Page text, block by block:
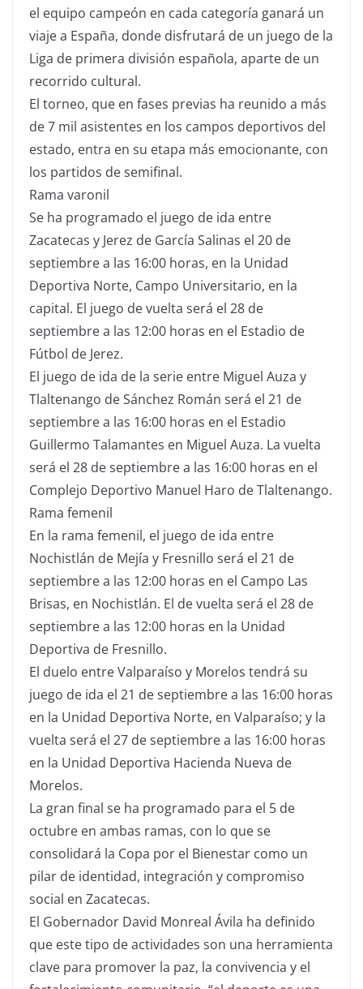
el equipo campeón en cada categoría ganará un
viaje a España, donde disfrutará de un juego de la
Liga de primera división española, aparte de un
recorrido cultural.
El torneo, que en fases previas ha reunido a más
de 7 mil asistentes en los campos deportivos del
estado, entra en su etapa más emocionante, con
los partidos de semifinal.
Rama varonil
Se ha programado el juego de ida entre
Zacatecas y Jerez de García Salinas el 20 de
septiembre a las 16:00 horas, en la Unidad
Deportiva Norte, Campo Universitario, en la
capital. El juego de vuelta será el 28 de
septiembre a las 12:00 horas en el Estadio de
Fútbol de Jerez.
El juego de ida de la serie entre Miguel Auza y
Tlaltenango de Sánchez Román será el 21 de
septiembre a las 16:00 horas en el Estadio
Guillermo Talamantes en Miguel Auza. La vuelta
será el 28 de septiembre a las 16:00 horas en el
Complejo Deportivo Manuel Haro de Tlaltenango.
Rama femenil
En la rama femenil, el juego de ida entre
Nochistlán de Mejía y Fresnillo será el 21 de
septiembre a las 12:00 horas en el Campo Las
Brisas, en Nochistlán. El de vuelta será el 28 de
septiembre a las 12:00 horas en la Unidad
Deportiva de Fresnillo.
El duelo entre Valparaíso y Morelos tendrá su
juego de ida el 21 de septiembre a las 16:00 horas
en la Unidad Deportiva Norte, en Valparaíso; y la
vuelta será el 27 de septiembre a las 16:00 horas
en la Unidad Deportiva Hacienda Nueva de
Morelos.
La gran final se ha programado para el 5 de
octubre en ambas ramas, con lo que se
consolidará la Copa por el Bienestar como un
pilar de identidad, integración y compromiso
social en Zacatecas.
El Gobernador David Monreal Ávila ha definido
que este tipo de actividades son una herramienta
clave para promover la paz, la convivencia y el